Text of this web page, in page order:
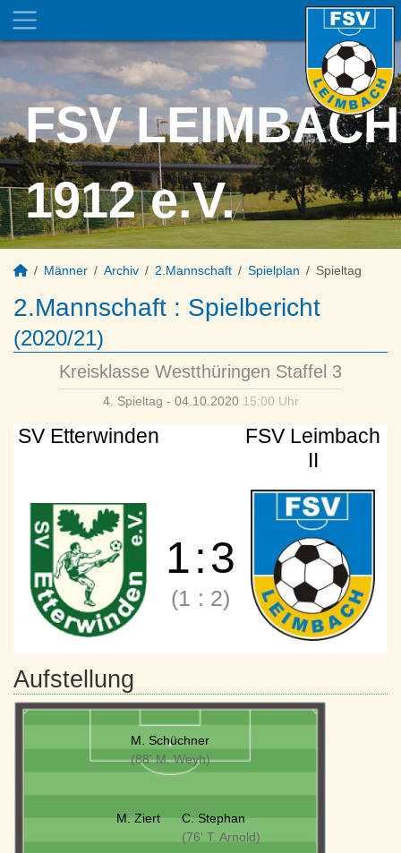
FSV LEIMBACH
1912 e.V.
Männer Archiv 2.Mannschaft Spielplan Spieltag
2.Mannschaft : Spielbericht
(2020/21)
Kreisklasse Westthüringen Staffel 3
4. Spieltag - 04.10.2020 15:00 Uhr
SV Etterwinden
FSV Leimbach
II
1:3
(1 : 2)
Aufstellung
M. Schüchner
(88' M. Weyh)
M. Ziert
C. Stephan
(76' T. Arnold)